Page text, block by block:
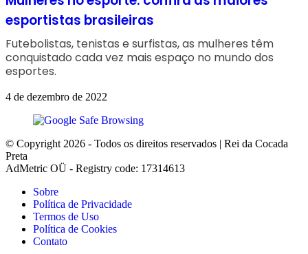
esportistas brasileiras
Futebolistas, tenistas e surfistas, as mulheres têm
conquistado cada vez mais espaço no mundo dos
esportes.
4 de dezembro de 2022
© Copyright 2026 - Todos os direitos reservados | Rei da Cocada
Preta
AdMetric OÜ - Registry code: 17314613
Sobre
Política de Privacidade
Termos de Uso
Política de Cookies
Contato